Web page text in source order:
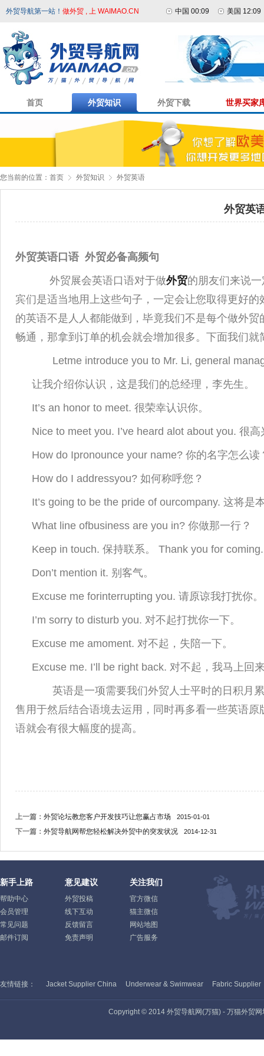
外贸导航第一站！ 做外贸 , 上 WAIMAO.CN 中国 00:09 美国 12:09
首页 外贸知识 外贸下载 世界买家
您当前的位置： 首页 外贸知识 外贸英语
外贸英
外贸英语口语 外贸必备高频句
外贸展会英语口语对于做外贸的朋友们来说
宾们是适当地用上这些句子，一定会让您取得更好
的英语不是人人都能做到，毕竟我们不是每个做外
畅通，那拿到订单的机会就会增加很多。下面我们就
Letme introduce you to Mr. Li, general
让我介绍你认识，这是我们的总经理，李先生。
It’s an honor to meet. 很荣幸认识你。
Nice to meet you. I’ve heard alot about you. 很
How do Ipronounce your name? 你的名字怎么读
How do I addressyou? 如何称呼您？
It’s going to be the pride of ourcompany. 这将是
What line ofbusiness are you in? 你做那一行？
Keep in touch. 保持联系。 Thank you for
Don’t mention it. 别客气。
Excuse me forinterrupting you. 请原谅我打扰你。
I’m sorry to disturb you. 对不起打扰你一下。
Excuse me amoment. 对不起，失陪一下。
Excuse me. I’ll be right back. 对不起，我马上回
英语是一项需要我们外贸人士平时的日积月累
售用于然后结合语境去运用，同时再多看一些英语原
语就会有很大幅度的提高。
上一篇： 外贸论坛教您客户开发技巧让您赢占市场 2015-01-01
下一篇： 外贸导航网帮您轻松解决外贸中的突发状况 2014-12-31
新手上路
帮助中心
会员管理
常见问题
邮件订阅
意见建议
外贸投稿
线下互动
反馈留言
免责声明
关注我们
官方微信
猫主微信
网站地图
广告服务
友情链接： Jacket Supplier China Underwear & Swimwear Fabric Supplier
Copyright © 2014 外贸导航网(万猫) - 万猫外贸